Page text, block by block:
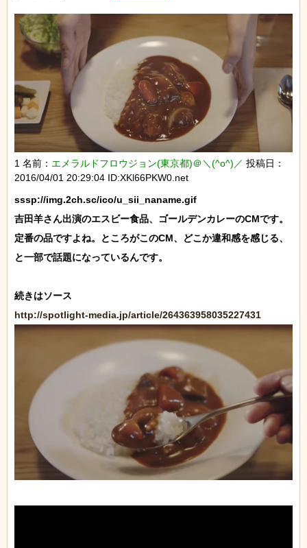
1 名前： エメラルドフロウジョン(東京都)＠＼(^o^)／ 投稿日：
2016/04/01 20:29:04 ID:XKl66PKW0.net
sssp://img.2ch.sc/ico/u_sii_naname.gif
吉田羊さん出演のエスビー食品、ゴールデンカレーのCMです。
定番の品ですよね。ところがこのCM、どこか違和感を感じる、
と一部で話題になっているんです。
http://spotlight-media.jp/article/264363958035227431